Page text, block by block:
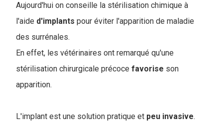
Aujourd'hui on conseille la stérilisation chimique à
l'aide d'implants pour éviter l'apparition de maladie
des surrénales.
En effet, les vétérinaires ont remarqué qu'une
stérilisation chirurgicale précoce favorise son
apparition.
L'implant est une solution pratique et peu invasive.